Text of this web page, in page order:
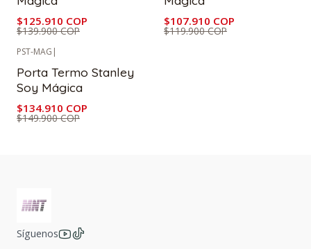
$125.910 COP
$139.900 COP
$107.910 COP
$119.900 COP
PST-MAG |
Porta Termo Stanley
Soy Mágica
$134.910 COP
$149.900 COP
Síguenos